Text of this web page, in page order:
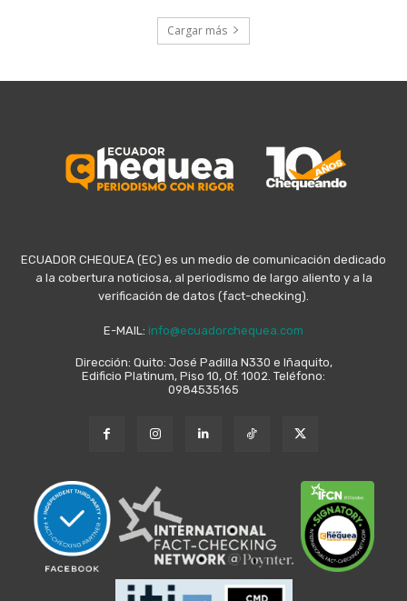
Cargar más
ECUADOR CHEQUEA (EC) es un medio de comunicación dedicado
a la cobertura noticiosa, al periodismo de largo aliento y a la
verificación de datos (fact-checking).
E-MAIL: info@ecuadorchequea.com
Dirección: Quito: José Padilla N330 e Iñaquito,
Edificio Platinum, Piso 10, Of. 1002. Teléfono:
0984535165